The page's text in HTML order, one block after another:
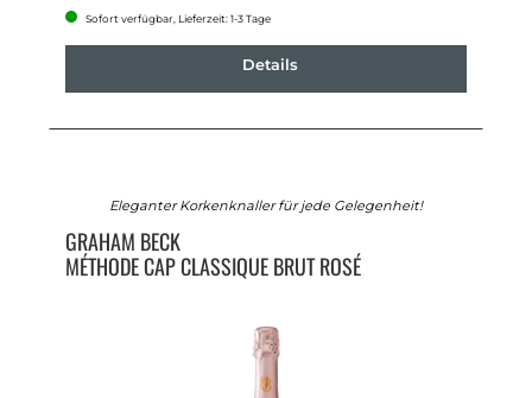
Sofort verfügbar, Lieferzeit: 1-3 Tage
Details
Eleganter Korkenknaller für jede Gelegenheit!
GRAHAM BECK
MÉTHODE CAP CLASSIQUE BRUT ROSÉ